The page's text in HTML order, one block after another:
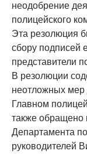
неодобрение
полицейского
Эта резолюция
сбору подписей
представители
В резолюции
неотложных мер
Главном
также обращено
Департамента
руководителей